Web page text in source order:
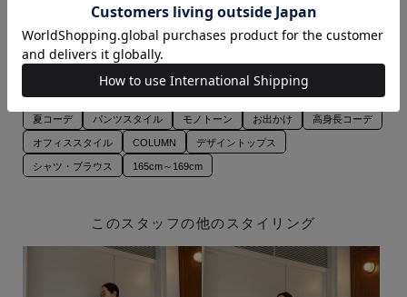
COLUMN / ストレッチパンツ＜
PERMANENT＞
ブラック / 38
¥31,680
夏コーデ パンツスタイル モノトーン お出かけ 高身長コーデ
オフィススタイル COLUMN デザイントップス
シャツ・ブラウス 165cm～169cm
このスタッフの他のスタイリング